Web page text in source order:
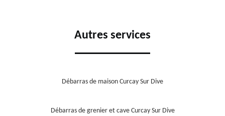
Autres services
Débarras de maison Curcay Sur Dive
Débarras de grenier et cave Curcay Sur Dive